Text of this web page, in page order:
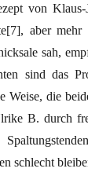
von
aber
sah,
sind das
Weise, die
B. durch
schlecht